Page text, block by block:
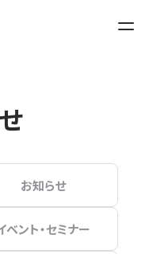
お知らせ
ベント・セミナー